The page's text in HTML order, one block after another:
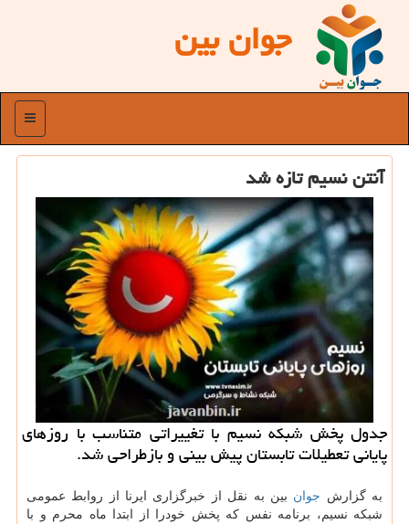
جوان بین
منو
آنتن نسیم تازه شد
جدول پخش شبکه نسیم با تغییراتی متناسب با روزهای
پایانی تعطیلات تابستان پیش بینی و بازطراحی شد.
به گزارش جوان بین به نقل از خبرگزاری ایرنا از روابط عمومی
شبکه نسیم، برنامه نفس که پخش خودرا از ابتدا ماه محرم و با